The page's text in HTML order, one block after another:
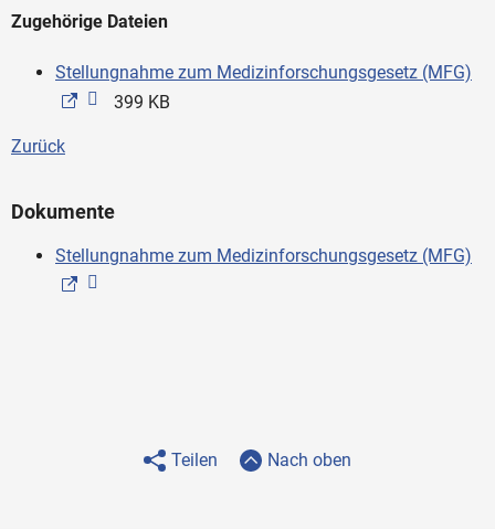
Zugehörige Dateien
Stellungnahme zum Medizinforschungsgesetz (MFG)
399 KB
Zurück
Dokumente
Stellungnahme zum Medizinforschungsgesetz (MFG)
Teilen Nach oben